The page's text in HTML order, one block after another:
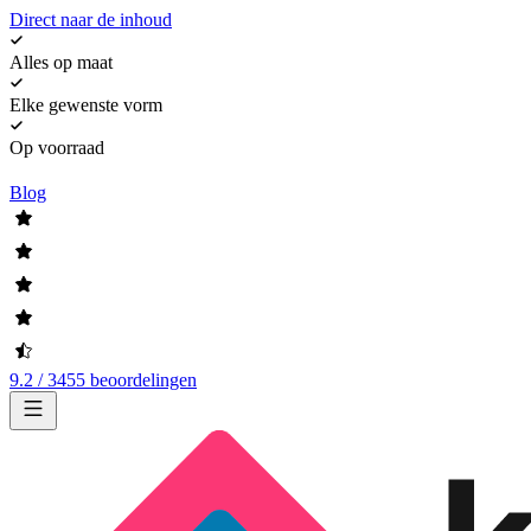
Direct naar de inhoud
Alles op maat
Elke gewenste vorm
Op voorraad
Blog
9.2 / 3455 beoordelingen